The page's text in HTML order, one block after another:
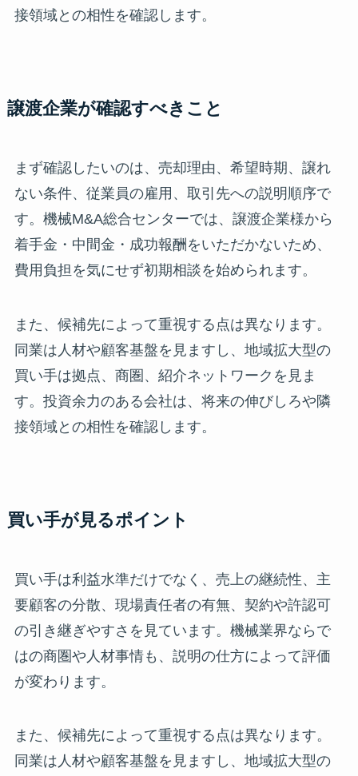
接領域との相性を確認します。
譲渡企業が確認すべきこと
まず確認したいのは、売却理由、希望時期、譲れ
ない条件、従業員の雇用、取引先への説明順序で
す。機械M&A総合センターでは、譲渡企業様から
着手金・中間金・成功報酬をいただかないため、
費用負担を気にせず初期相談を始められます。
また、候補先によって重視する点は異なります。
同業は人材や顧客基盤を見ますし、地域拡大型の
買い手は拠点、商圏、紹介ネットワークを見ま
す。投資余力のある会社は、将来の伸びしろや隣
接領域との相性を確認します。
買い手が見るポイント
買い手は利益水準だけでなく、売上の継続性、主
要顧客の分散、現場責任者の有無、契約や許認可
の引き継ぎやすさを見ています。機械業界ならで
はの商圏や人材事情も、説明の仕方によって評価
が変わります。
また、候補先によって重視する点は異なります。
同業は人材や顧客基盤を見ますし、地域拡大型の